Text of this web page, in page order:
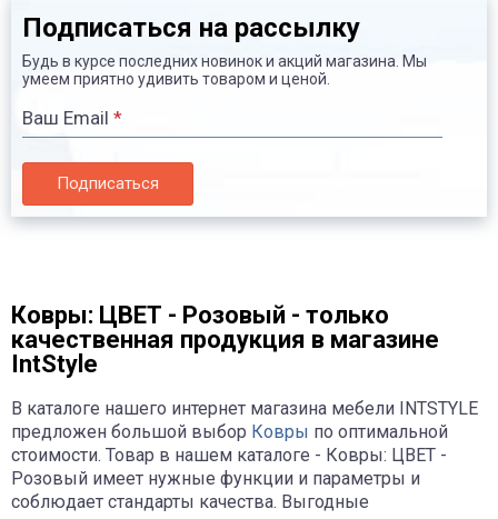
Подписаться на рассылку
Будь в курсе последних новинок и акций магазина. Мы
умеем приятно удивить товаром и ценой.
Ваш Email *
Подписаться
Ковры: ЦВЕТ - Розовый - только
качественная продукция в магазине
IntStyle
В каталоге нашего интернет магазина мебели INTSTYLE
предложен большой выбор Ковры по оптимальной
стоимости. Товар в нашем каталоге - Ковры: ЦВЕТ -
Розовый имеет нужные функции и параметры и
соблюдает стандарты качества. Выгодные